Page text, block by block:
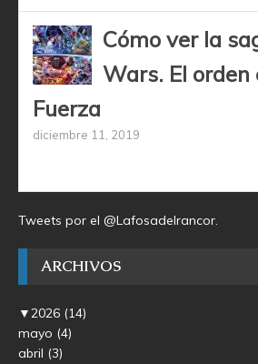
Cómo ver la
Wars. El orden
Fuerza
diciembre 11, 2019
Tweets por el @Lafosadelrancor.
ARCHIVOS
▼2026 (14)
mayo (4)
abril (3)